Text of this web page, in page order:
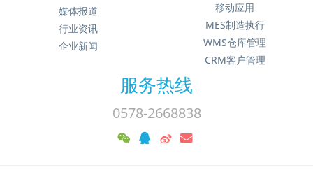
移动应用
MES制造执行
WMS仓库管理
CRM客户管理
媒体报道
行业资讯
企业新闻
服务热线
0578-2668838